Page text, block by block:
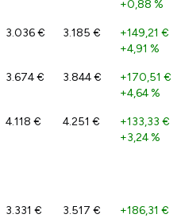
+0,88 %
3.036 € 3.185 € +149,21 €
+4,91 %
3.674 € 3.844 € +170,51 €
+4,64 %
4.118 € 4.251 € +133,33 €
+3,24 %
3.331 € 3.517 € +186,31 €